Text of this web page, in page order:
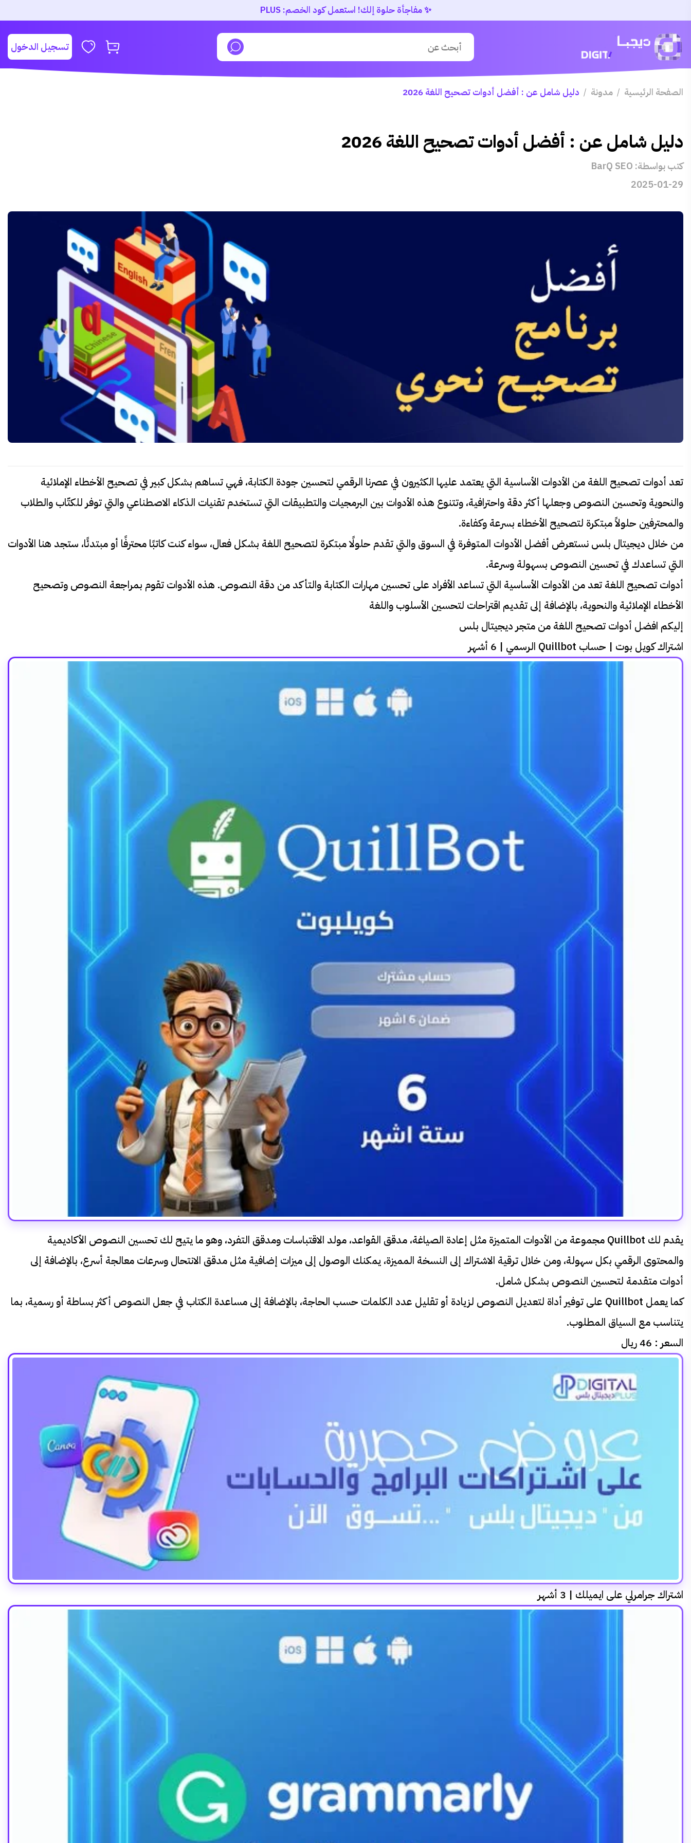
✨ مفاجأة حلوة إلك! استعمل كود الخصم: PLUS
تسجيل الدخول
الصفحة الرئيسية / مدونة / دليل شامل عن : أفضل أدوات تصحيح اللغة 2026
دليل شامل عن : أفضل أدوات تصحيح اللغة 2026
كتب بواسطة: BarQ SEO
2025-01-29
تعد أدوات تصحيح اللغة من الأدوات الأساسية التي يعتمد عليها الكثيرون في عصرنا الرقمي لتحسين جودة الكتابة، فهي تساهم بشكل كبير في تصحيح الأخطاء الإملائية
والنحوية وتحسين النصوص وجعلها أكثر دقة واحترافية، وتتنوع هذه الأدوات بين البرمجيات والتطبيقات التي تستخدم تقنيات الذكاء الاصطناعي والتي توفر للكتّاب والطلاب
والمحترفين حلولاً مبتكرة لتصحيح الأخطاء بسرعة وكفاءة.
من خلال ديجيتال بلس نستعرض أفضل الأدوات المتوفرة في السوق والتي تقدم حلولًا مبتكرة لتصحيح اللغة بشكل فعال، سواء كنت كاتبًا محترفًا أو مبتدئًا، ستجد هنا الأدوات
التي تساعدك في تحسين النصوص بسهولة وسرعة.
أدوات تصحيح اللغة تعد من الأدوات الأساسية التي تساعد الأفراد على تحسين مهارات الكتابة والتأكد من دقة النصوص. هذه الأدوات تقوم بمراجعة النصوص وتصحيح
الأخطاء الإملائية والنحوية، بالإضافة إلى تقديم اقتراحات لتحسين الأسلوب واللغة
إليكم افضل أدوات تصحيح اللغة من متجر ديجيتال بلس
اشتراك كويل بوت | حساب Quillbot الرسمي | 6 أشهر
يقدم لك Quillbot مجموعة من الأدوات المتميزة مثل إعادة الصياغة، مدقق القواعد، مولد الاقتباسات ومدقق التفرد، وهو ما يتيح لك تحسين النصوص الأكاديمية
والمحتوى الرقمي بكل سهولة، ومن خلال ترقية الاشتراك إلى النسخة المميزة، يمكنك الوصول إلى ميزات إضافية مثل مدقق الانتحال وسرعات معالجة أسرع، بالإضافة إلى
أدوات متقدمة لتحسين النصوص بشكل شامل.
كما يعمل Quillbot على توفير أداة لتعديل النصوص لزيادة أو تقليل عدد الكلمات حسب الحاجة، بالإضافة إلى مساعدة الكتاب في جعل النصوص أكثر بساطة أو رسمية، بما
يتناسب مع السياق المطلوب.
السعر :
اشتراك جرامرلي على ايميلك | 3 أشهر